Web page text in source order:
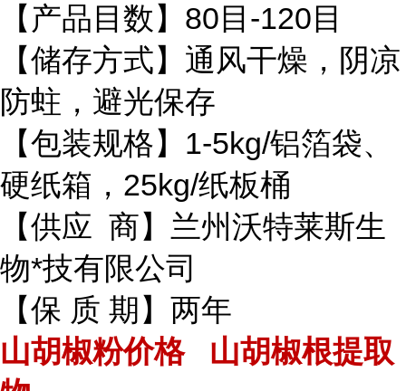
【产品目数】80目-120目
【储存方式】通风干燥，阴凉
防蛀，避光保存
【包装规格】1-5kg/铝箔袋、
硬纸箱，25kg/纸板桶
【供应 商】兰州沃特莱斯生
物*技有限公司
【保 质 期】两年
山胡椒粉价格 山胡椒根提取